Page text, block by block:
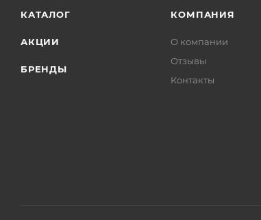
КАТАЛОГ
АКЦИИ
БРЕНДЫ
КОМПАНИЯ
О компании
Отзывы
Контакты